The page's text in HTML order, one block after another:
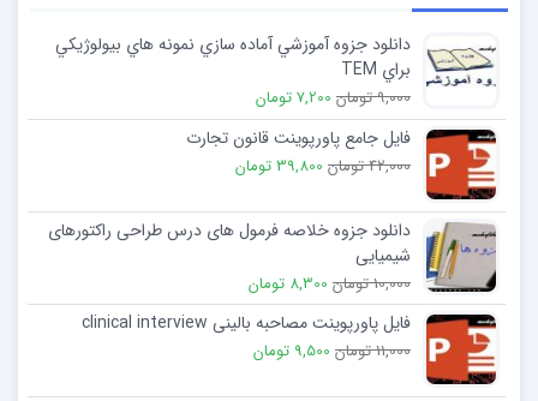
3 -2- ب) آرايش دفاعی 1
4: 0+ د)آرايش دفاعی
دانلود جزوه آموزشي آماده سازي نمونه هاي بيولوژيكي
براي TEM
9,000 تومان 7,200 تومان
فایل جامع پاورپوینت قانون تجارت
42,000 تومان 39,800 تومان
دانلود جزوه خلاصه فرمول های درس طراحی راکتورهای
شیمیایی
10,000 تومان 8,300 تومان
فایل پاورپوینت مصاحبه بالینی clinical interview
11,000 تومان 9,500 تومان